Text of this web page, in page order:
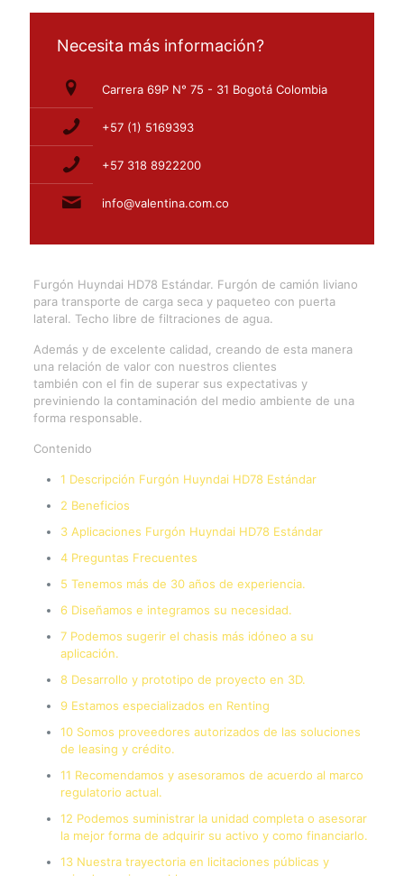
Necesita más información?
Carrera 69P N° 75 - 31 Bogotá Colombia
+57 (1) 5169393
+57 318 8922200
info@valentina.com.co
Furgón Huyndai HD78 Estándar. Furgón de camión liviano
para transporte de carga seca y paqueteo con puerta
lateral. Techo libre de filtraciones de agua.
Además y de excelente calidad, creando de esta manera
una relación de valor con nuestros clientes
también con el fin de superar sus expectativas y
previniendo la contaminación del medio ambiente de una
forma responsable.
Contenido
1 Descripción Furgón Huyndai HD78 Estándar
2 Beneficios
3 Aplicaciones Furgón Huyndai HD78 Estándar
4 Preguntas Frecuentes
5 Tenemos más de 30 años de experiencia.
6 Diseñamos e integramos su necesidad.
7 Podemos sugerir el chasis más idóneo a su
aplicación.
8 Desarrollo y prototipo de proyecto en 3D.
9 Estamos especializados en Renting
10 Somos proveedores autorizados de las soluciones
de leasing y crédito.
11 Recomendamos y asesoramos de acuerdo al marco
regulatorio actual.
12 Podemos suministrar la unidad completa o asesorar
la mejor forma de adquirir su activo y como financiarlo.
13 Nuestra trayectoria en licitaciones públicas y